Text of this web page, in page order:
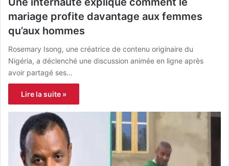
mariage profite davantage aux femmes
qu’aux hommes
Rosemary Isong, une créatrice de contenu originaire du
Nigéria, a déclenché une discussion animée en ligne après
avoir partagé ses…
Lire la suite »